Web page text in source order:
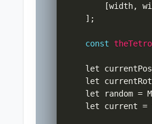
[width,
] ;
const
let
let
    let random
=
    let current
=